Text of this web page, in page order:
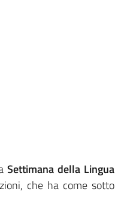
Settimana della Lingua
che ha come sotto